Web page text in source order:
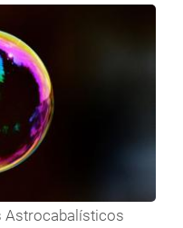
Astrocabalísticos